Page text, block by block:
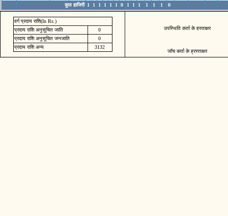
कुल हाजिरी 1 1 1 1 1 1 0 1 1 1 1 1 1 0
वर्ग प्रदाय राशि(In Rs.)
प्रदाय राशि अनुसूचित जाति
0
प्रदाय राशि अनुसूचित जनजाति
0
प्रदाय राशि अन्य
3132
उपस्थिति कर्ता के हस्ताक्षर
जॉच कर्ता के ह्रस्ताक्षर